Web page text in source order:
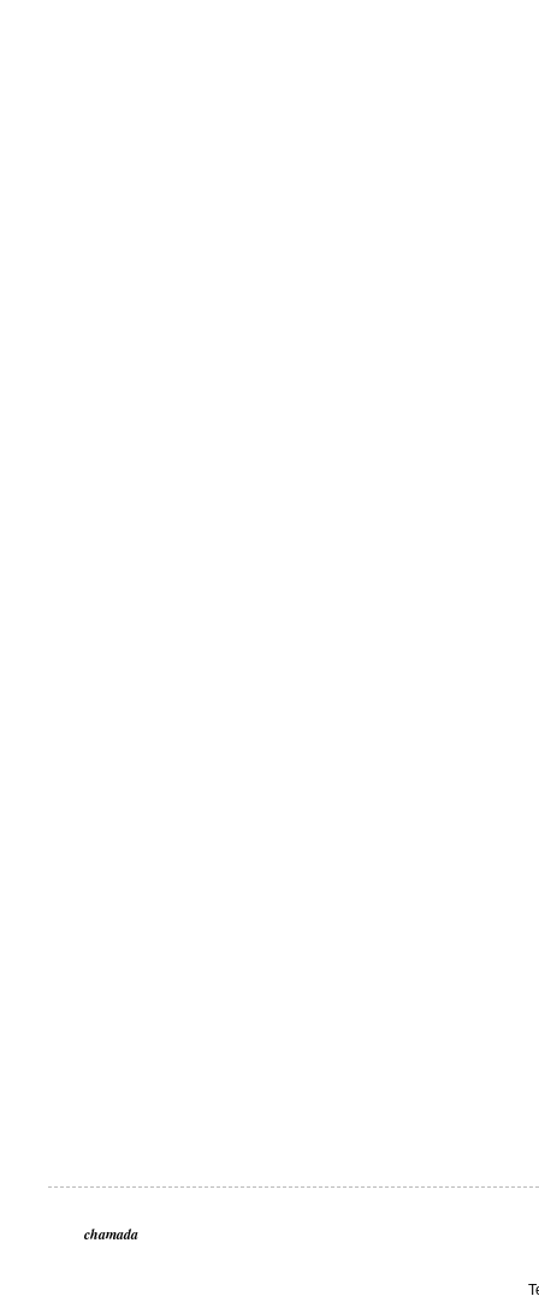
chamada